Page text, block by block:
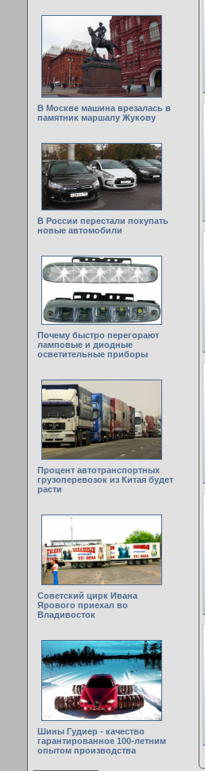
В Москве машина врезалась в
памятник маршалу Жукову
В России перестали покупать
новые автомобили
Почему быстро перегорают
ламповые и диодные
осветительные приборы
Процент автотранспортных
грузоперевозок из Китая будет
расти
Советский цирк Ивана
Ярового приехал во
Владивосток
Шины Гудиер - качество
гарантированное 100-летним
опытом производства